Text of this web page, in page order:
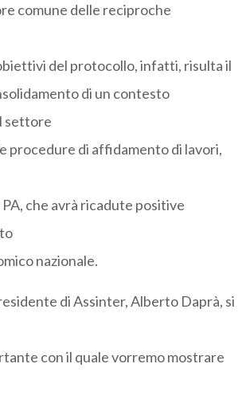
comune delle reciproche
del protocollo, infatti, risulta il
di un contesto
settore
procedure di affidamento di lavori,
che avrà ricadute positive
nazionale.
di Assinter, Alberto Daprà, si
con il quale vorremo mostrare